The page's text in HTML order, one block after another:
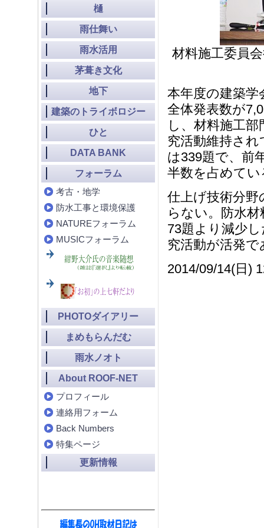
材料施工委員
本年度の建築学
全体発表数が
し、材料施工
究活動維持さ
は339題で、前
半数を占めてい
仕上げ技術分野
らない。防水
73題より減少
究活動が活発
2014/09/14(日)
樋
雨仕舞い
雨水活用
茅葺き文化
地下
建築のトライボロジー
ひと
DATA BANK
フォーラム
考古・地学
防水工事と環境保護
NATUREフォーラム
MUSICフォーラム
PHOTOダイアリー
まめもらんだむ
雨水ノオト
About ROOF-NET
プロフィール
連絡用フォーム
Back Numbers
特集ページ
更新情報